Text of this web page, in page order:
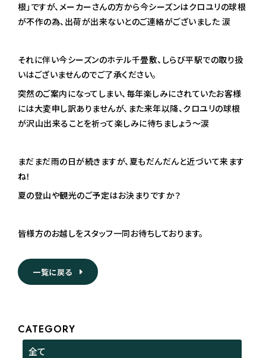
根」ですが、メーカーさんの方から今シーズンはクロユリの球根
が不作の為、出荷が出来ないとのご連絡がございました 涙
それに伴い今シーズンのホテル千畳敷、しらび平駅での取り扱
いはございませんのでご了承ください。
突然のご案内になってしまい、毎年楽しみにされていたお客様
には大変申し訳ありませんが、また来年以降、クロユリの球根
が沢山出来ることを祈って楽しみに待ちましょう～涙
まだまだ雨の日が続きますが、夏もだんだんと近づいて来ます
ね！
夏の登山や観光のご予定はお決まりですか？
皆様方のお越しをスタッフ一同お待ちしております。
一覧に戻る
CATEGORY
全て